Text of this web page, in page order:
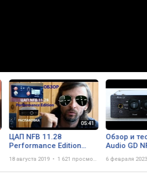
ЦАП NFB 11.28
Performance Edition
18 августа 2019 1 621 просмотр
Обзор и
Audio GD
версия
6 февраля 2023